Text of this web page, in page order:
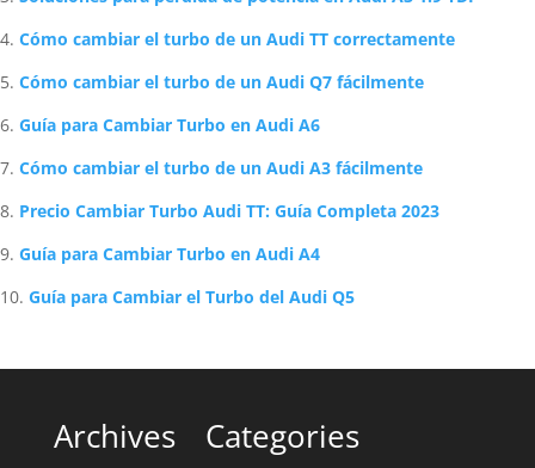
Cómo cambiar el turbo de un Audi TT correctamente
Cómo cambiar el turbo de un Audi Q7 fácilmente
Guía para Cambiar Turbo en Audi A6
Cómo cambiar el turbo de un Audi A3 fácilmente
Precio Cambiar Turbo Audi TT: Guía Completa 2023
Guía para Cambiar Turbo en Audi A4
Guía para Cambiar el Turbo del Audi Q5
Archives Categories